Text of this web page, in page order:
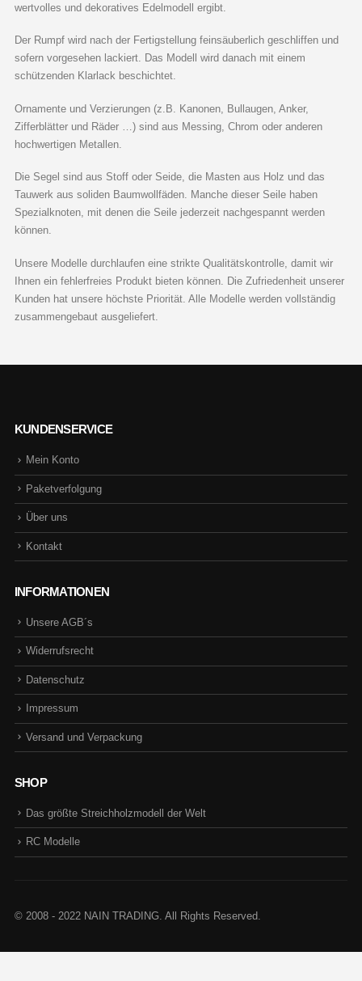
wertvolles und dekoratives Edelmodell ergibt.
Der Rumpf wird nach der Fertigstellung feinsäuberlich geschliffen und
sofern vorgesehen lackiert. Das Modell wird danach mit einem
schützenden Klarlack beschichtet.
Ornamente und Verzierungen (z.B. Kanonen, Bullaugen, Anker,
Zifferblätter und Räder …) sind aus Messing, Chrom oder anderen
hochwertigen Metallen.
Die Segel sind aus Stoff oder Seide, die Masten aus Holz und das
Tauwerk aus soliden Baumwollfäden. Manche dieser Seile haben
Spezialknoten, mit denen die Seile jederzeit nachgespannt werden
können.
Unsere Modelle durchlaufen eine strikte Qualitätskontrolle, damit wir
Ihnen ein fehlerfreies Produkt bieten können. Die Zufriedenheit unserer
Kunden hat unsere höchste Priorität. Alle Modelle werden vollständig
zusammengebaut ausgeliefert.
KUNDENSERVICE
Mein Konto
Paketverfolgung
Über uns
Kontakt
INFORMATIONEN
Unsere AGB´s
Widerrufsrecht
Datenschutz
Impressum
Versand und Verpackung
SHOP
Das größte Streichholzmodell der Welt
RC Modelle
© 2008 - 2022 NAIN TRADING. All Rights Reserved.